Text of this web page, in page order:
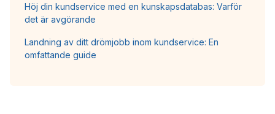
Höj din kundservice med en kunskapsdatabas: Varför
det är avgörande
Landning av ditt drömjobb inom kundservice: En
omfattande guide